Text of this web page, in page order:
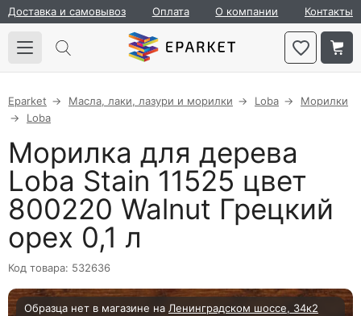
Доставка и самовывоз Оплата О компании Контакты
Eparket Масла, лаки, лазури и морилки Loba
Морилки
Loba
Морилка для дерева
Loba Stain 11525 цвет
800220 Walnut Грецкий
орех 0,1 л
Код товара: 532636
Образца нет в магазине на Ленинградском шоссе, 34к2